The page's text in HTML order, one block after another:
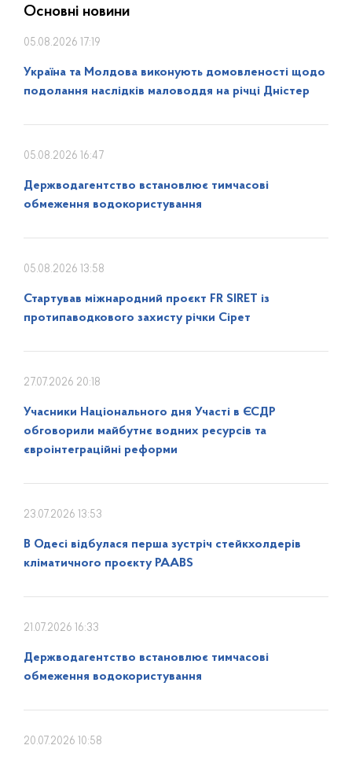
Основні новини
05.08.2026 17:19
Україна та Молдова виконують домовленості щодо
подолання наслідків маловоддя на річці Дністер
05.08.2026 16:47
Держводагентство встановлює тимчасові
обмеження водокористування
05.08.2026 13:58
Стартував міжнародний проєкт FR SIRET із
протипаводкового захисту річки Сірет
27.07.2026 20:18
Учасники Національного дня Участі в ЄСДР
обговорили майбутнє водних ресурсів та
євроінтеграційні реформи
23.07.2026 13:53
В Одесі відбулася перша зустріч стейкхолдерів
кліматичного проєкту PAABS
21.07.2026 16:33
Держводагентство встановлює тимчасові
обмеження водокористування
20.07.2026 10:58